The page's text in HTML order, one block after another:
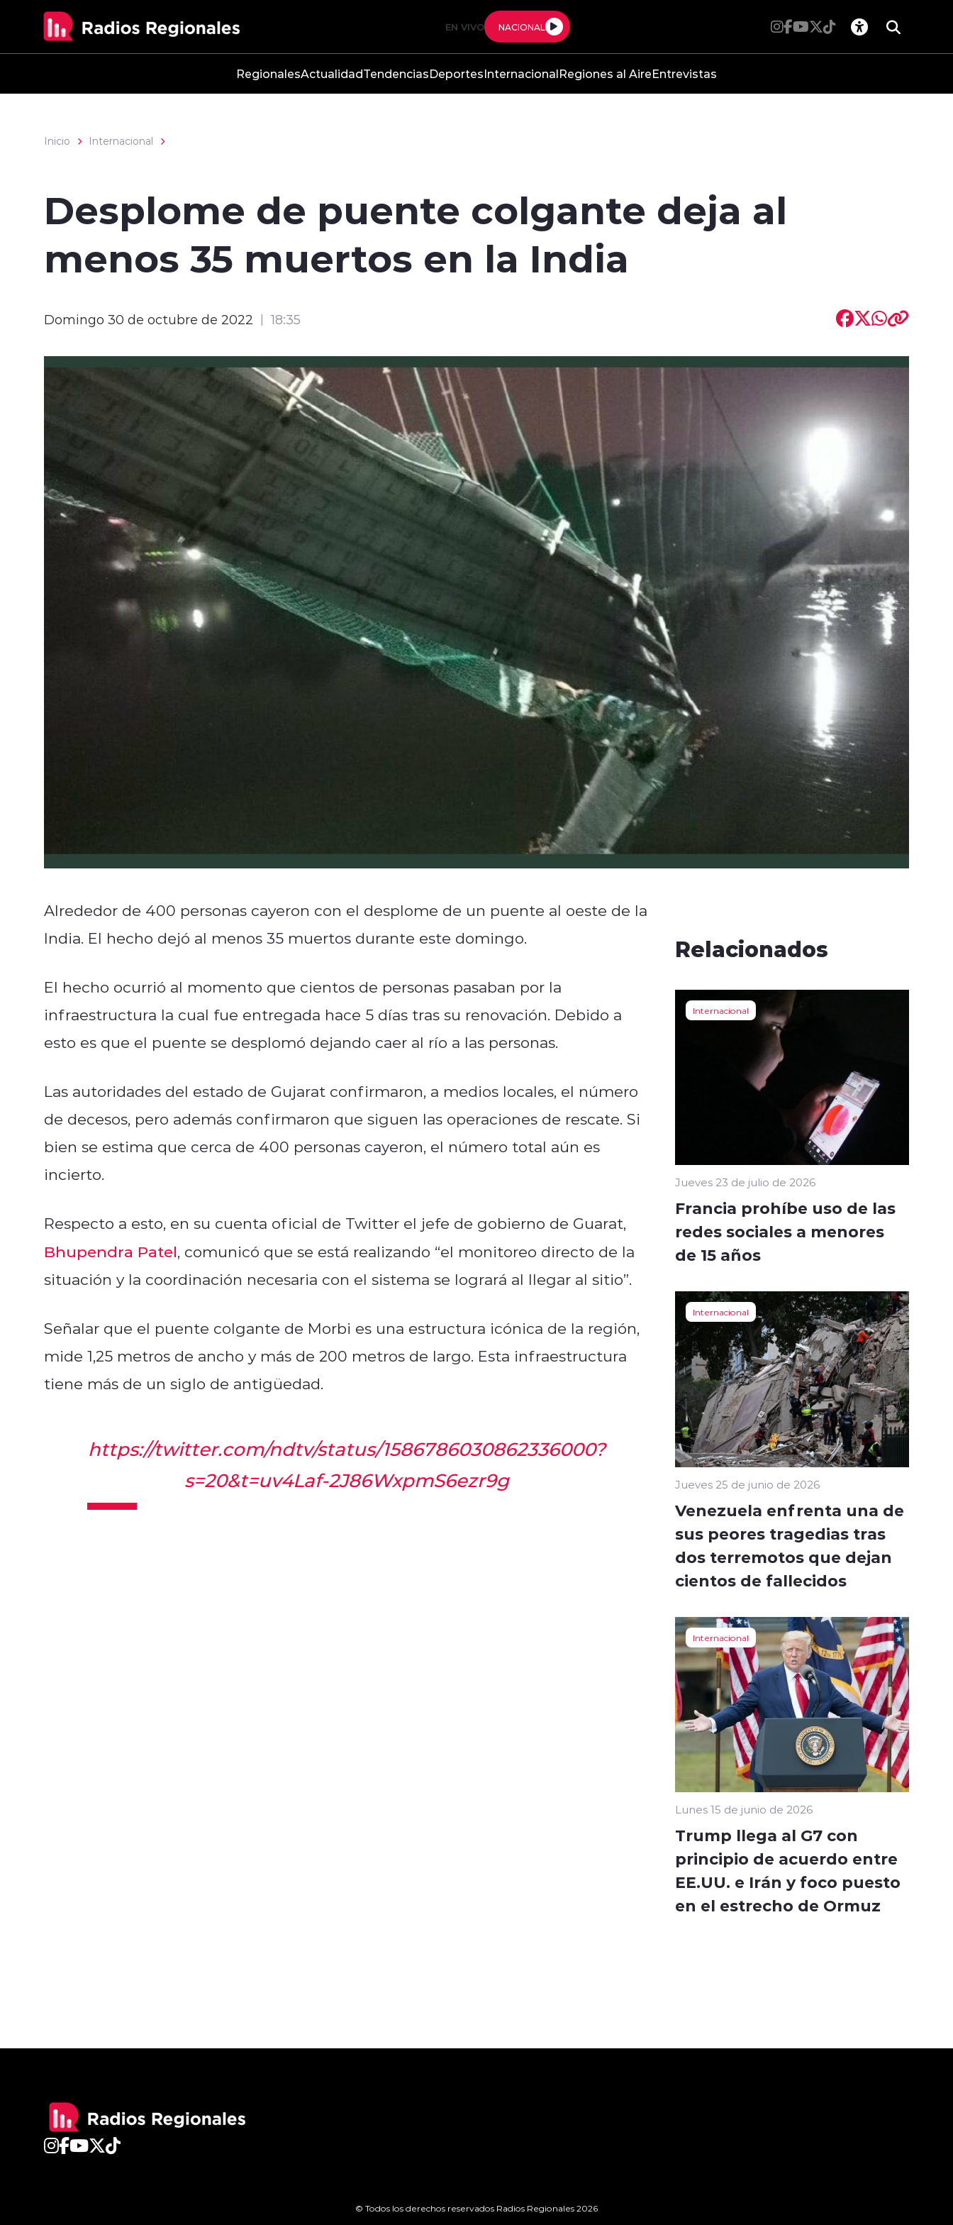
EN VIVO NACIONAL
RegionalesActualidadTendenciasDeportesInternacionalRegiones al AireEntrevistas
Inicio Internacional
Desplome de puente colgante deja al
menos 35 muertos en la India
Domingo 30 de octubre de 2022 18:35
Alrededor de 400 personas cayeron con el desplome de un puente al oeste de la
India. El hecho dejó al menos 35 muertos durante este domingo.
El hecho ocurrió al momento que cientos de personas pasaban por la
infraestructura la cual fue entregada hace 5 días tras su renovación. Debido a
esto es que el puente se desplomó dejando caer al río a las personas.
Las autoridades del estado de Gujarat confirmaron, a medios locales, el número
de decesos, pero además confirmaron que siguen las operaciones de rescate. Si
bien se estima que cerca de 400 personas cayeron, el número total aún es
incierto.
Respecto a esto, en su cuenta oficial de Twitter el jefe de gobierno de Guarat,
Bhupendra Patel, comunicó que se está realizando “el monitoreo directo de la
situación y la coordinación necesaria con el sistema se logrará al llegar al sitio”.
Señalar que el puente colgante de Morbi es una estructura icónica de la región,
mide 1,25 metros de ancho y más de 200 metros de largo. Esta infraestructura
tiene más de un siglo de antigüedad.
https://twitter.com/ndtv/status/1586786030862336000?
s=20&t=uv4Laf-2J86WxpmS6ezr9g
Relacionados
Internacional
Jueves 23 de julio de 2026
Francia prohíbe uso de las
redes sociales a menores
de 15 años
Internacional
Jueves 25 de junio de 2026
Venezuela enfrenta una de
sus peores tragedias tras
dos terremotos que dejan
cientos de fallecidos
Internacional
Lunes 15 de junio de 2026
Trump llega al G7 con
principio de acuerdo entre
EE.UU. e Irán y foco puesto
en el estrecho de Ormuz
© Todos los derechos reservados Radios Regionales 2026